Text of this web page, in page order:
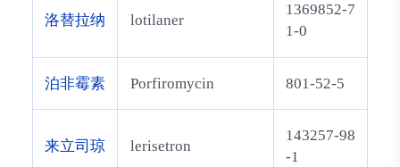
e-3-carboxamide
洛替拉纳 lotilaner
1369852-7
1-0
泊非霉素 Porfiromycin 801-52-5
来立司琼 lerisetron
143257-98
-1